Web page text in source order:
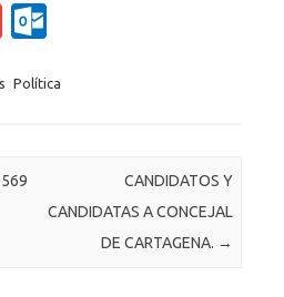
G
ail lo
c
Política
CANDIDATOS Y
CANDIDATAS A CONCEJAL
DE CARTAGENA. →